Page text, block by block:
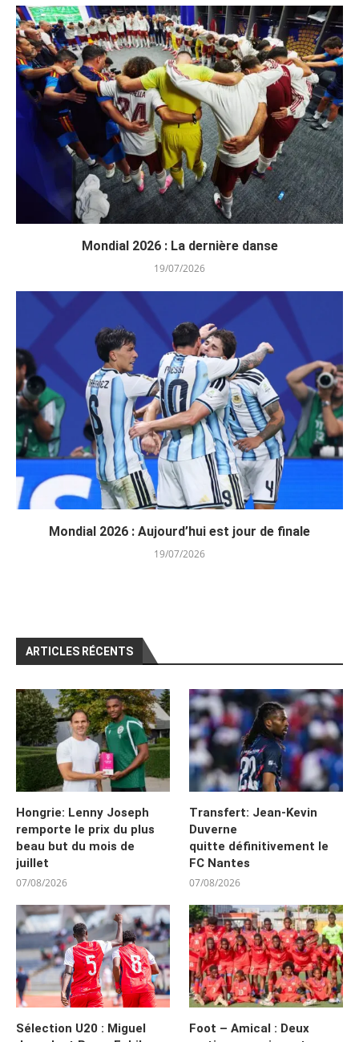
Mondial 2026 : La dernière danse
19/07/2026
Mondial 2026 : Aujourd’hui est jour de finale
19/07/2026
ARTICLES RÉCENTS
Hongrie: Lenny Joseph
remporte le prix du plus
beau but du mois de
juillet
07/08/2026
Transfert: Jean-Kevin
Duverne
quitte définitivement le
FC Nantes
07/08/2026
Sélection U20 : Miguel
Foot – Amical : Deux